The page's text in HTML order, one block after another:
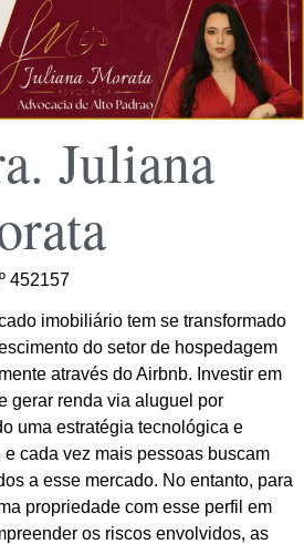
Juliana
452157
imobiliário tem se transformado
do setor de hospedagem
através do Airbnb. Investir em
gerar renda via aluguel por
uma estratégia tecnológica e
cada vez mais pessoas buscam
a esse mercado. No entanto, para
propriedade com esse perfil em
os riscos envolvidos, as